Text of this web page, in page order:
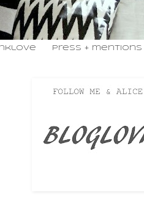
press + mentions